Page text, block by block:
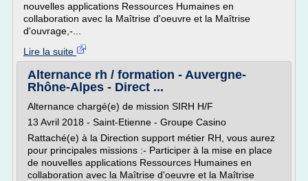
nouvelles applications Ressources Humaines en
collaboration avec la Maîtrise d'oeuvre et la Maîtrise
d'ouvrage,-...
Lire la suite
Alternance rh / formation - Auvergne-
Rhône-Alpes - Direct ...
Alternance chargé(e) de mission SIRH H/F
13 Avril 2018 - Saint-Etienne - Groupe Casino
Rattaché(e) à la Direction support métier RH, vous aurez
pour principales missions :- Participer à la mise en place
de nouvelles applications Ressources Humaines en
collaboration avec la Maîtrise d'oeuvre et la Maîtrise